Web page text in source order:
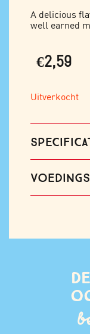
A delicious
well earned
€2,59
Uitverkocht